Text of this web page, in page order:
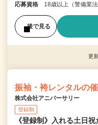
応募資格 18歳以上（警備業
後で見る
更
振袖・袴レンタルの
株式会社アニバーサリー
登録制
《登録制》入れる土日